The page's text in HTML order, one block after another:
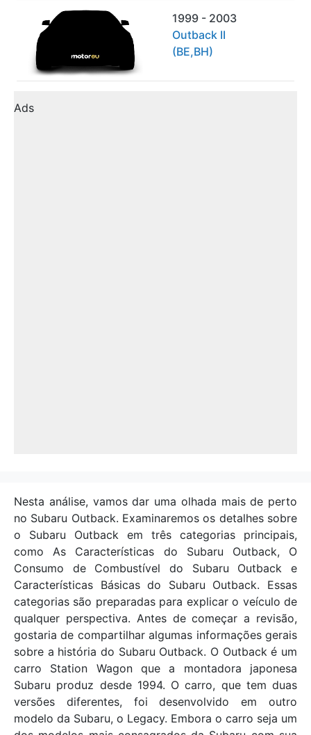
1999 - 2003
Outback II
(BE,BH)
Ads
Nesta análise, vamos dar uma olhada mais de perto
no Subaru Outback. Examinaremos os detalhes sobre
o Subaru Outback em três categorias principais,
como As Características do Subaru Outback, O
Consumo de Combustível do Subaru Outback e
Características Básicas do Subaru Outback. Essas
categorias são preparadas para explicar o veículo de
qualquer perspectiva. Antes de começar a revisão,
gostaria de compartilhar algumas informações gerais
sobre a história do Subaru Outback. O Outback é um
carro Station Wagon que a montadora japonesa
Subaru produz desde 1994. O carro, que tem duas
versões diferentes, foi desenvolvido em outro
modelo da Subaru, o Legacy. Embora o carro seja um